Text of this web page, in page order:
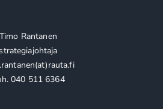
Timo Rantanen
strategiajohtaja
040 511 6364